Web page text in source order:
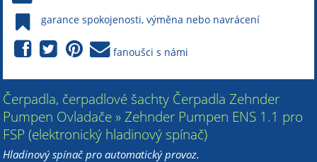
garance spokojenosti, výměna nebo navrácení
fanoušci s námi
Čerpadla, čerpadlové šachty Čerpadla Zehnder
Pumpen Ovladače » Zehnder Pumpen ENS 1.1 pro
FSP (elektronický hladinový spínač)
Hladinový spínač pro automatický provoz.